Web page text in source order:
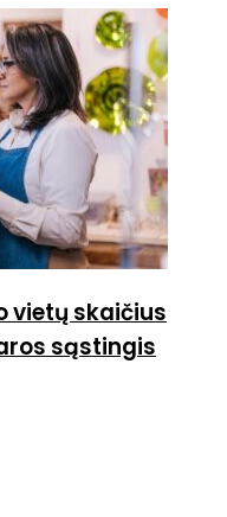
vietų skaičius
sąstingis